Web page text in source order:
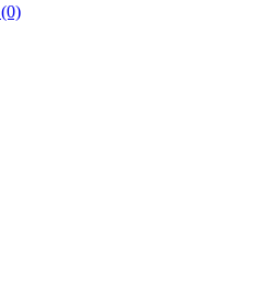
(0)